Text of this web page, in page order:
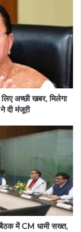
अच्छी खबर, मिलेगा
दी मंजूरी
में CM धामी सख्त,